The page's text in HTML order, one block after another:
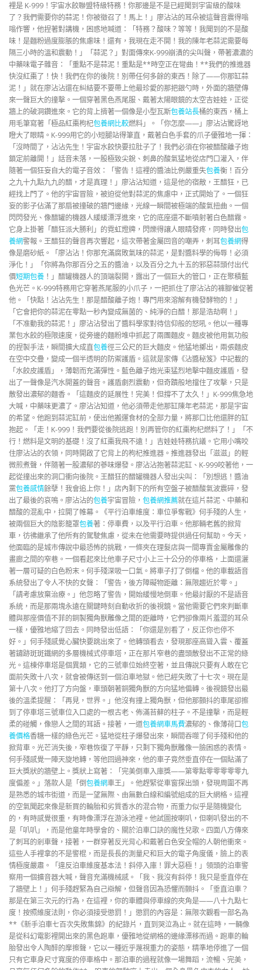
裡是 K-999！宇宙水餃聯盟特級特務！你那邊是不是已經聞到宇宙級的酸味
了？我們需要你的蒜泥！你被徵召了！馬上！」廖沾沾的耳朵被這聲音震得嗡
嗡作響，他捏著對講機，困惑地喊道：「特務？酸味？等等！我聞到的不是酸
味！是麵粉過度膨脹的焦慮味！還有，我現在走不開！我的陳年老蒜泥需要每
隔三小時的溫和震動！」「蒜泥？」對面傳來K-999崩潰的尖叫聲，帶著濃濃的
中藥味電子雜音：「重點不是蒜泥！重點是**時空正在彎曲！**我們的推進器
快沒紅棗了！快！我們在你的後院！別帶任何多餘的東西！除了——你那缸蒜
泥！」就在廖沾沾還在糾結要不要帶上他最珍愛的那把銀勺時，外面的牆壁傳
來一聲巨大的撞擊。一個穿著黑色燕尾服、戴著太陽眼鏡的太空吉娃娃，正從
牆上的破洞鑽進來。它的背上揹著一個像是小型瓦斯包養站長桶的東西，桶上
用毛筆寫著「極品紅棗枸杞包養網比較燃料」。「你怎麼——」廖沾沾驚訝地
瞪大了眼睛。K-999用它的小短腿站得筆直，戴著白色手套的爪子優雅地一揮：
「沒時間了，沾沾先生！宇宙水餃快要拉肚子了！我們必須在你被醋酸離子炮
鎖定前離開！」話音未落，一股極致尖銳、刺鼻的酸氣猛地從店門口灌入，伴
隨著一個狂妄自大的電子音效：「警告！這裡的醬油比例嚴重失包養衡！百分
之九十九點九九的醋，才是真理！」廖沾沾知道，這是他的宿敵，王醋狂，已
經找上門了。他的宇宙冒險，被迫從他對蒜泥的焦慮中，正式開始了。一個狂
妄的影子佔滿了那扇被撞破的牆門邊緣，光線一瞬間被極端的酸氣扭曲。一個
閃閃發光、像醋罐的機器人緩緩漂浮進來，它的底座還不斷噴射著白色醋霧。
它身上掛著「醋狂派大勝利」的霓虹燈牌，閃爍得讓人眼睛發疼，同時發出包
養網警報。王醋狂的聲音再次響起，這次帶著金屬回音的嘲弄，刺耳包養網得
像是磨砂紙。「廖沾沾！你那充滿腐敗氣味的蒜泥，是對醬料學的侮辱！必須
淨化！」「你將為你那百分之五的醬油，以及百分之九十五的邪惡蒜頭付出代
價短期包養 ！」醋罐機器人的頂端裂開，露出了一個巨大的管口，正在聚積藍
色光芒。K-999特務用它穿著燕尾服的小爪子，一把抓住了廖沾沾的褲腳催促著
他。「快點！沾沾先生！那是醋酸離子炮！專門用來溶解有機發酵物的！」
「它會把你的蒜泥在零點一秒內變成無菌的、純淨的白醋！那是浩劫啊！」
「不准動我的蒜泥！」廖沾沾發出了醬料學家對待信仰般的怒吼。他以一種專
業包水餃的極限速度，從旁邊的麵粉堆中抓起了兩團麵皮。麵皮被他用氣功般
的捏製手法，瞬間擴大成直包養徑三公尺的巨大麵皮。他猛地擲出，兩張麵皮
在空中交疊，變成一個半透明的防禦護盾。這就是家傳《沾醬秘笈》中記載的
「水餃皮護盾」，薄韌而充滿彈性。藍色離子炮光束猛烈地擊中麵皮護盾，發
出了一聲像是汽水開蓋的聲音。護盾劇烈震動，但奇蹟般地擋住了攻擊，只是
散發出濃郁的麵香。「這麵皮的延展性！完美！但撐不了太久！」K-999焦急地
大喊，中藥味更濃了。廖沾沾知道，他必須帶走他那缸陳年老蒜泥，那是宇宙
的希望。他跑到蒜泥缸前，使出他搬運食材的全部力量，將那口比他還胖的缸
抱起。「走！K-999！我們要從後院逃跑！別再管你的紅棗枸杞燃料了！」「不
行！燃料是文明的基礎！沒了紅棗我飛不遠！」吉娃娃特務抗議。它用小嘴咬
住廖沾沾的衣領，同時開啟了它背上的枸杞推進器。推進器發出「滋滋」的輕
微煎煮聲，伴隨著一股濃郁的蔘味爆發。廖沾沾抱著蒜泥缸、K-999咬著他，一
起從撞出來的洞口衝向後院。王醋狂的醋罐機器人發出尖叫：「別想逃！醬油
黨包養感情餘孽！我會追上你！」店內剩下的所有空盤子被醋酸氣波震碎，發
出了最後的哀鳴。廖沾沾的包養宇宙冒險， 包養網推薦就在這片蒜泥、中藥和
醋酸的混亂中，拉開了帷幕。《平行泊車維度：車位爭奪戰》何手殘的人生，
被兩個巨大的陰影籠罩包養著：停車費，以及平行泊車。他那輛老舊的掀背
車，彷彿繼承了他所有的駕駛焦慮，從未在他需要時提供過任何幫助。今天，
他面臨的是城市傳說中最恐怖的挑戰，一條夾在理髮店與一間專賣金屬雕像的
畫廊之間的窄巷。一個看起來比他車子尺寸小上三十公分的停車格，上面還灑
著一層可疑的白色粉末。何手殘深吸一口氣。將車子打了倒檔。他的車載語音
系統發出了令人不快的女聲：「警告，後方障礙物距離：無限趨近於零。」
「請考慮放棄治療。」他忽略了警告，開始緩慢地倒車。他最討厭的不是語音
系統，而是那兩塊永遠在關鍵時刻自動收折的後視鏡。當他需要它們來判斷車
體與那座價值不菲的銅製獨角獸雕像之間的距離時，它們卻像兩片羞澀的耳朵
一樣，優雅地縮了回去。同時發出低語：「你還是別看了，反正你也停不
好。」何手殘感覺心臟快要跳出來了。他轉頭看去，發現那座高聳入雲、覆蓋
著鏽跡斑斑鐵網的多層機械式停車塔，正在那片窄巷的盡頭散發出不正常的綠
光。這棟停車塔是個異類，它的三號車位始終空著，並且傳說只要有人敢在它
面前失敗十八次，就會被傳送到一個泊車地獄。他已經失敗了十七次。現在是
第十八次。他打了方向盤，車頭朝著銅獨角獸的方向猛地偏轉。後視鏡發出最
後的溫柔提醒：「再見，世界。」他沒有撞上獨角獸，但他那顫抖的車尾卻擦
到了停車塔三號車位入口處的一根古老、佈滿苔蘚的柱子。不是撞擊，而是輕
柔的碰觸，像戀人之間的耳語。接著，一道包養網車馬費濃郁的、像薄荷口包
養價格香糖一樣的綠色光芒。猛地從柱子爆發出來，瞬間吞噬了何手殘和他的
掀背車。光芒消失後，窄巷恢復了平靜，只剩下獨角獸雕像一臉困惑的表情。
何手殘感覺一陣天旋地轉，等他回過神來，他的車子竟然垂直停在一個貼滿了
巨大獎狀的牆壁上。獎狀上寫著：「完美倒車入庫獎——第零點零零零零零九
度偏差。」落款人是「倒包養網車王」。他趕緊從車窗探出頭，發現周圍不再
是熟悉的城市街道，而是一望無際、由無數白線和編號組成的巨大網格。這裡
的空氣聞起來像是新買的輪胎和劣質香水的混合物，而重力似乎是隨機變化
的，有時感覺很重，有時像漂浮在游泳池裡。他試圖按喇叭，但喇叭發出的不
是「叭叭」，而是他童年時學會的、關於泊車口訣的魔性兒歌。四面八方傳來
了刺耳的剎車聲，接著，一群穿著反光背心和戴著白色安全帽的人朝他衝來。
這些人手裡拿的不是警棍，而是長長的測量尺和巨大的電子角度儀，臉上的表
情極度嚴肅。「違反泊車維度基本法！斜停入庫！罪大惡極！」領頭的泊車警
察用一個擴音器大喊，聲音充滿機械感。「我、我沒有斜停！我只是垂直停在
了牆壁上！」何手殘趕緊為自己辯解，但聲音因為恐懼而顫抖。「垂直泊車？
那是在第三次元的行為，在這裡，你的車體與停車線的夾角是——八十九點七
度！按照維度法則，你必須接受懲罰！」懲罰的內容是：無限次觀看一部名為
**《新手泊車七百次失敗集錦》的紀錄片，直到哭泣為止。就在這時，一輛像
是從科幻電影裡開出來的黑色跑車，優雅地從網格的邊緣漂移而過。跑車的輪
胎發出令人陶醉的摩擦聲，它以一種近乎蔑視重力的姿態，精準地停進了一個
只有它車身尺寸寬度的停車格中。那泊車的過程就像一場舞蹈，流暢、完美，